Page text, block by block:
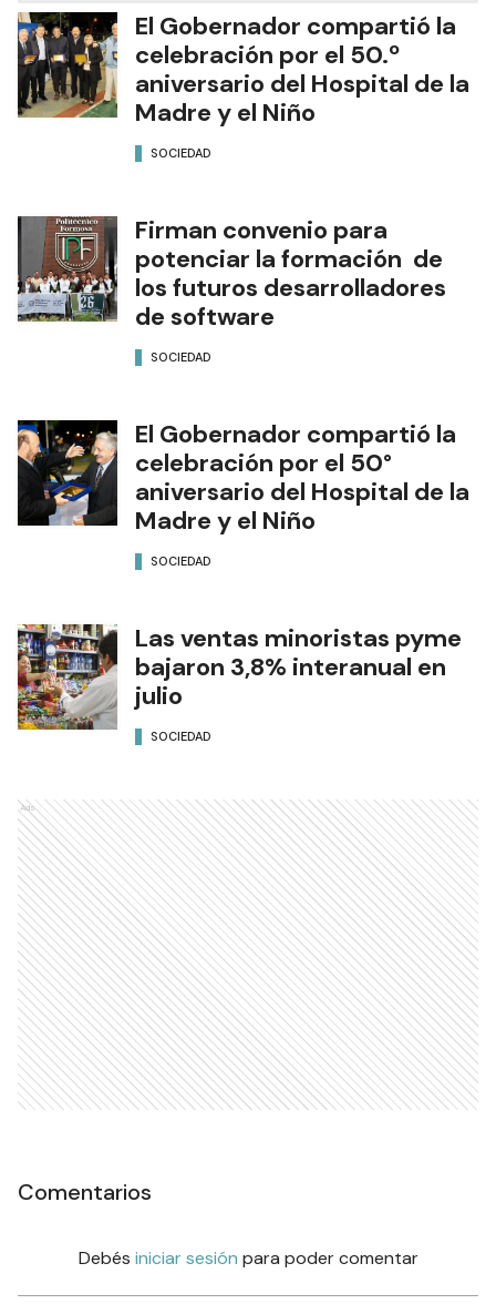
El Gobernador compartió la
celebración por el 50.º
aniversario del Hospital de la
Madre y el Niño
SOCIEDAD
Firman convenio para
potenciar la formación de
los futuros desarrolladores
de software
SOCIEDAD
El Gobernador compartió la
celebración por el 50°
aniversario del Hospital de la
Madre y el Niño
SOCIEDAD
Las ventas minoristas pyme
bajaron 3,8% interanual en
julio
SOCIEDAD
Ads
Comentarios
Debés iniciar sesión para poder comentar